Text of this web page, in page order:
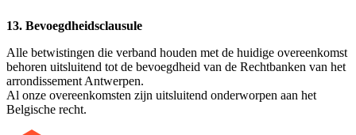
13. Bevoegdheidsclausule
Alle betwistingen die verband houden met de huidige overeenkomst
behoren uitsluitend tot de bevoegdheid van de Rechtbanken van het
arrondissement Antwerpen.
Al onze overeenkomsten zijn uitsluitend onderworpen aan het
Belgische recht.